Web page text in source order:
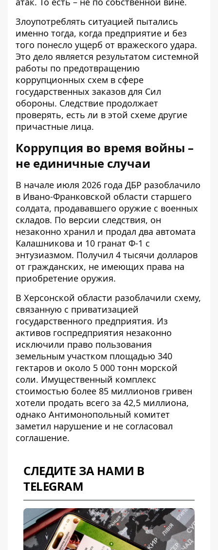
Злоупотреблять ситуацией пытались
именно тогда, когда предприятие и без
того понесло ущерб от вражеского удара.
Это дело является результатом системной
работы по предотвращению
коррупционных схем в сфере
государственных заказов для Сил
обороны. Следствие продолжает
проверять, есть ли в этой схеме другие
причастные лица.
Коррупция во время войны –
не единичные случаи
В начале июля 2026 года ДБР разоблачило
в Ивано-Франковской области старшего
солдата, продававшего оружие с военных
складов. По версии следствия, он
незаконно хранил и продал два автомата
Калашникова и 10 гранат Ф-1 с
энтузиазмом. Получил 4 тысячи долларов
от гражданских, не имеющих права на
приобретение оружия.
В Херсонской области разоблачили схему,
связанную с приватизацией
государственного предприятия. Из
активов госпредприятия незаконно
исключили право пользования
земельным участком площадью 340
гектаров и около 5 000 тонн морской
соли. Имущественный комплекс
стоимостью более 85 миллионов гривен
хотели продать всего за 42,5 миллиона,
однако Антимонопольный комитет
заметил нарушение и не согласовал
соглашение.
СЛЕДИТЕ ЗА НАМИ В
TELEGRAM